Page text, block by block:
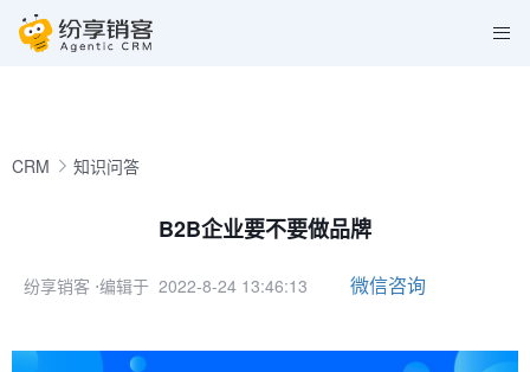
CRM 知识问答
B2B企业要不要做品牌
纷享销客 ⋅编辑于 2022-8-24 13:46:13 微信咨询